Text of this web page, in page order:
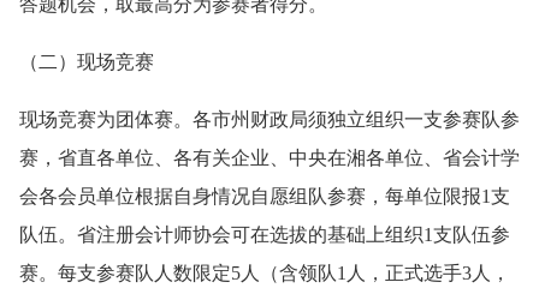
答题机会，取最高分为参赛者得分。
（二）现场竞赛
现场竞赛为团体赛。各市州财政局须独立组织一支参赛队参
赛，省直各单位、各有关企业、中央在湘各单位、省会计学
会各会员单位根据自身情况自愿组队参赛，每单位限报1支
队伍。省注册会计师协会可在选拔的基础上组织1支队伍参
赛。每支参赛队人数限定5人（含领队1人，正式选手3人，